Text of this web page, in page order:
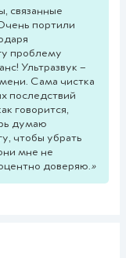
связанные
портили
проблему
Ультразвук –
Сама чистка
последствий
говорится,
думаю
чтобы убрать
мне не
доверяю. »